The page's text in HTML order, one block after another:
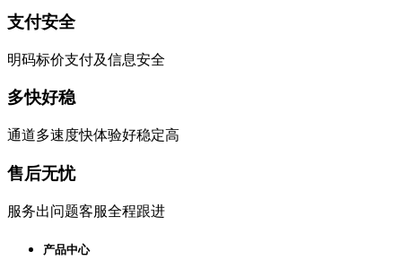
支付安全
明码标价支付及信息安全
多快好稳
通道多速度快体验好稳定高
售后无忧
服务出问题客服全程跟进
产品中心